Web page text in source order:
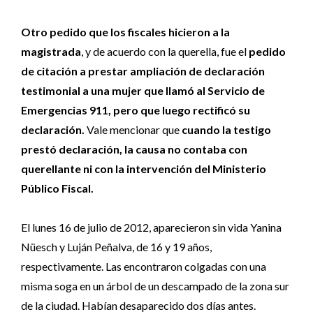
Otro pedido que los fiscales hicieron a la
magistrada, y de acuerdo con la querella, fue el pedido
de citación a prestar ampliación de declaración
testimonial a una mujer que llamó al Servicio de
Emergencias 911, pero que luego rectificó su
declaración. Vale mencionar que cuando la testigo
prestó declaración, la causa no contaba con
querellante ni con la intervención del Ministerio
Público Fiscal.
El lunes 16 de julio de 2012, aparecieron sin vida Yanina
Nüesch y Luján Peñalva, de 16 y 19 años,
respectivamente. Las encontraron colgadas con una
misma soga en un árbol de un descampado de la zona sur
de la ciudad. Habían desaparecido dos días antes.